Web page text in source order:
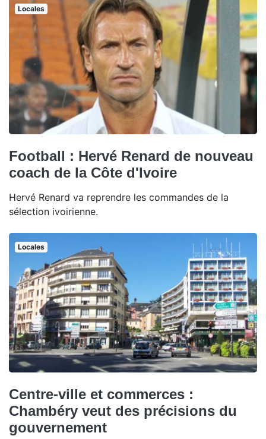
Locales
Football : Hervé Renard de nouveau
coach de la Côte d'Ivoire
Hervé Renard va reprendre les commandes de la
sélection ivoirienne.
Locales
Centre-ville et commerces :
Chambéry veut des précisions du
gouvernement